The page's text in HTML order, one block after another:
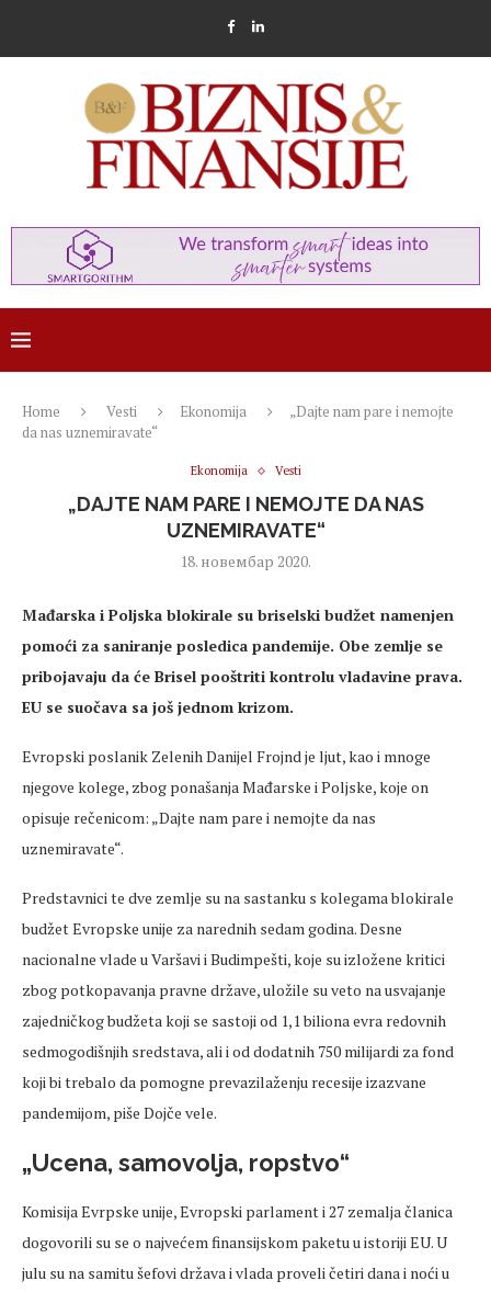
Home Vesti Ekonomija
„Dajte nam pare i nemojte
da nas uznemiravate“
Ekonomija Vesti
„DAJTE NAM PARE I NEMOJTE DA NAS
UZNEMIRAVATE“
18. новембар 2020.
Mađarska i Poljska blokirale su briselski budžet namenjen
pomoći za saniranje posledica pandemije. Obe zemlje se
pribojavaju da će Brisel pooštriti kontrolu vladavine prava.
EU se suočava sa još jednom krizom.
Evropski poslanik Zelenih Danijel Frojnd je ljut, kao i mnoge
njegove kolege, zbog ponašanja Mađarske i Poljske, koje on
opisuje rečenicom: „Dajte nam pare i nemojte da nas
uznemiravate“.
Predstavnici te dve zemlje su na sastanku s kolegama blokirale
budžet Evropske unije za narednih sedam godina. Desne
nacionalne vlade u Varšavi i Budimpešti, koje su izložene kritici
zbog potkopavanja pravne države, uložile su veto na usvajanje
zajedničkog budžeta koji se sastoji od 1,1 biliona evra redovnih
sedmogodišnjih sredstava, ali i od dodatnih 750 milijardi za fond
koji bi trebalo da pomogne prevazilaženju recesije izazvane
pandemijom, piše Dojče vele.
„Ucena, samovolja, ropstvo“
Komisija Evrpske unije, Evropski parlament i 27 zemalja članica
dogovorili su se o najvećem finansijskom paketu u istoriji EU. U
julu su na samitu šefovi država i vlada proveli četiri dana i noći u